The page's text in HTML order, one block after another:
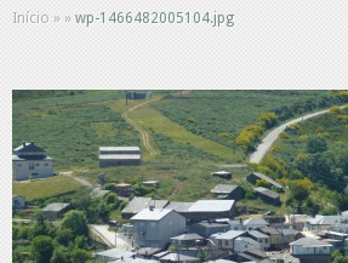
Início » » wp-1466482005104.jpg